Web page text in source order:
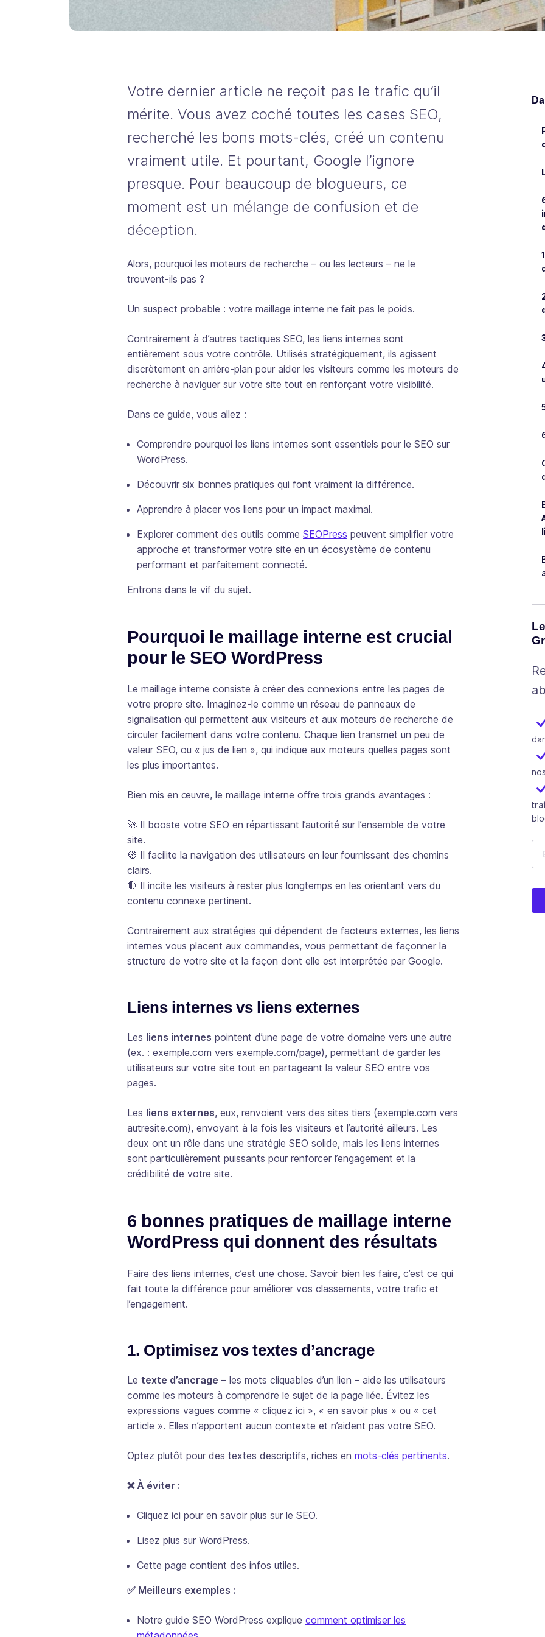
Votre dernier article ne reçoit pas le trafic qu’il
mérite. Vous avez coché toutes les cases SEO,
recherché les bons mots-clés, créé un contenu
vraiment utile. Et pourtant, Google l’ignore
presque. Pour beaucoup de blogueurs, ce
moment est un mélange de confusion et de
déception.
Alors, pourquoi les moteurs de recherche – ou les lecteurs – ne le
trouvent-ils pas ?
Un suspect probable : votre maillage interne ne fait pas le poids.
Contrairement à d’autres tactiques SEO, les liens internes sont
entièrement sous votre contrôle. Utilisés stratégiquement, ils agissent
discrètement en arrière-plan pour aider les visiteurs comme les moteurs de
recherche à naviguer sur votre site tout en renforçant votre visibilité.
Dans ce guide, vous allez :
Comprendre pourquoi les liens internes sont essentiels pour le SEO sur
WordPress.
Découvrir six bonnes pratiques qui font vraiment la différence.
Apprendre à placer vos liens pour un impact maximal.
Explorer comment des outils comme SEOPress peuvent simplifier votre
approche et transformer votre site en un écosystème de contenu
performant et parfaitement connecté.
Entrons dans le vif du sujet.
Pourquoi le maillage interne est crucial
pour le SEO WordPress
Le maillage interne consiste à créer des connexions entre les pages de
votre propre site. Imaginez-le comme un réseau de panneaux de
signalisation qui permettent aux visiteurs et aux moteurs de recherche de
circuler facilement dans votre contenu. Chaque lien transmet un peu de
valeur SEO, ou « jus de lien », qui indique aux moteurs quelles pages sont
les plus importantes.
Bien mis en œuvre, le maillage interne offre trois grands avantages :
🚀 Il booste votre SEO en répartissant l’autorité sur l’ensemble de votre
site.
🧭 Il facilite la navigation des utilisateurs en leur fournissant des chemins
clairs.
🛑 Il incite les visiteurs à rester plus longtemps en les orientant vers du
contenu connexe pertinent.
Contrairement aux stratégies qui dépendent de facteurs externes, les liens
internes vous placent aux commandes, vous permettant de façonner la
structure de votre site et la façon dont elle est interprétée par Google.
Liens internes vs liens externes
Les liens internes pointent d’une page de votre domaine vers une autre
(ex. : exemple.com vers exemple.com/page), permettant de garder les
utilisateurs sur votre site tout en partageant la valeur SEO entre vos
pages.
Les liens externes, eux, renvoient vers des sites tiers (exemple.com vers
autresite.com), envoyant à la fois les visiteurs et l’autorité ailleurs. Les
deux ont un rôle dans une stratégie SEO solide, mais les liens internes
sont particulièrement puissants pour renforcer l’engagement et la
crédibilité de votre site.
6 bonnes pratiques de maillage interne
WordPress qui donnent des résultats
Faire des liens internes, c’est une chose. Savoir bien les faire, c’est ce qui
fait toute la différence pour améliorer vos classements, votre trafic et
l’engagement.
1. Optimisez vos textes d’ancrage
Le texte d’ancrage – les mots cliquables d’un lien – aide les utilisateurs
comme les moteurs à comprendre le sujet de la page liée. Évitez les
expressions vagues comme « cliquez ici », « en savoir plus » ou « cet
article ». Elles n’apportent aucun contexte et n’aident pas votre SEO.
Optez plutôt pour des textes descriptifs, riches en mots-clés pertinents.
❌ À éviter :
Cliquez ici pour en savoir plus sur le SEO.
Lisez plus sur WordPress.
Cette page contient des infos utiles.
✅ Meilleurs exemples :
Notre guide SEO WordPress explique comment optimiser les